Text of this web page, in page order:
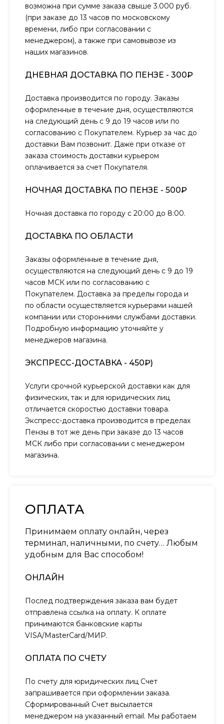
возможна при сумме заказа свыше 3.000 руб.
(при заказе до 13 часов по московскому
времени, либо при согласовании с
менеджером), а также при самовывозе из
наших магазинов.
ДНЕВНАЯ ДОСТАВКА ПО ПЕНЗЕ - 300₽
Доставка производится по городу. Заказы
оформленные в течение дня, осуществляются
на следующий день с 9 до 19 часов или по
согласованию с Покупателем. Курьер за час до
доставки Вам позвонит. Даже при отказе от
заказа стоимость доставки курьером
оплачивается за счет Покупателя.
НОЧНАЯ ДОСТАВКА ПО ПЕНЗЕ - 500₽
Ночная доставка по городу с 20:00 до 8:00.
ДОСТАВКА ПО ОБЛАСТИ
Заказы оформленные в течение дня,
осуществляются на следующий день с 9 до 19
часов МСК или по согласованию с
Покупателем. Доставка за пределы города и
по области осуществляется курьерами нашей
компании или сторонними службами доставки.
Подробную информацию уточняйте у
менеджеров магазина.
ЭКСПРЕСС-ДОСТАВКА - 450₽)
Услуги срочной курьерской доставки как для
физических, так и для юридических лиц
отличается скоростью доставки товара.
Экспресс-доставка производится в пределах
Пензы в тот же день при заказе до 13 часов
МСК либо при согласовании с менеджером
магазина.
ОПЛАТА
Принимаем оплату онлайн, через
терминал, наличными, по счету… Любым
удобным для Вас способом!
ОНЛАЙН
Послед подтверждения заказа вам будет
отправлена ссылка на оплату. К оплате
принимаются банковские карты
VISA/MasterCard/МИР.
ОПЛАТА ПО СЧЕТУ
По счету для юридических лиц Счет
запрашивается при оформлении заказа.
Сформированный Счет высылается
менеджером на указанный email. Мы работаем